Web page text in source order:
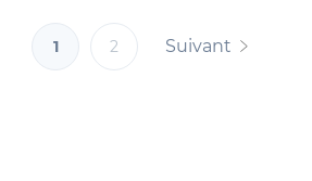
1 2 Suivant